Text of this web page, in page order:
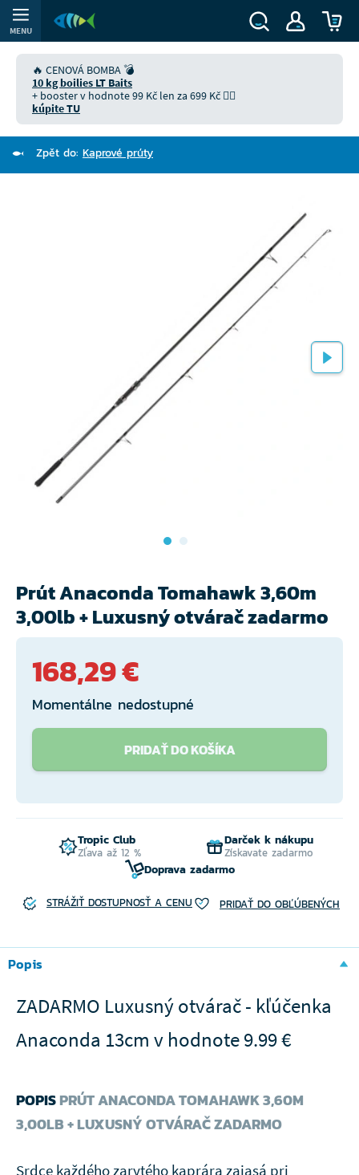
MENU
🔥 CENOVÁ BOMBA 💣
10 kg boilies LT Baits
+ booster v hodnote 99 Kč len za 699 Kč 👉🏻
kúpite TU
Zpět do: Kaprové prúty
Prút Anaconda Tomahawk 3,60m
3,00lb + Luxusný otvárač zadarmo
168,29 €
Momentálne nedostupné
PRIDAŤ DO KOŠÍKA
Tropic Club
Zľava až 12 %
Darček k nákupu
Získavate zadarmo
Doprava zadarmo
STRÁŽIŤ DOSTUPNOSŤ A CENU PRIDAŤ DO OBĽÚBENÝCH
Popis
ZADARMO Luxusný otvárač - kľúčenka
Anaconda 13cm v hodnote 9.99 €
POPISPRÚT ANACONDA TOMAHAWK 3,60M
3,00LB + LUXUSNÝ OTVÁRAČ ZADARMO
Srdce každého zarytého kaprára zajasá pri